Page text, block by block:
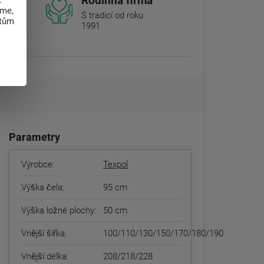
S tradicí od roku
1991
Parametry
Výrobce: Texpol
Výška čela: 95 cm
Výška ložné plochy: 50 cm
Vnější šířka: 100/110/130/150/170/180/190
Vnější délka: 208/218/228